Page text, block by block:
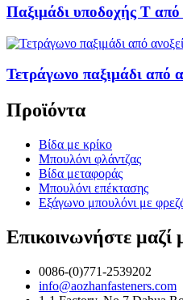
Παξιμάδι υποδοχής T από
Τετράγωνο παξιμάδι από
Προϊόντα
Βίδα με κρίκο
Μπουλόνι φλάντζας
Βίδα μεταφοράς
Μπουλόνι επέκτασης
Εξάγωνο μπουλόνι με
Επικοινωνήστε μαζί
0086-(0)771-2539202
info@aozhanfasteners.com